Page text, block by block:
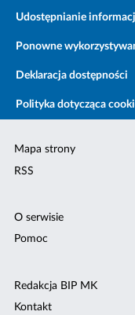
Udostępnianie
Ponowne
Deklaracja dostępności
Polityka dotycząca
Mapa strony
RSS
O serwisie
Pomoc
Redakcja BIP MK
Kontakt